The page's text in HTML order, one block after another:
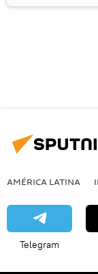
AMÉRICA LATINA
Telegram